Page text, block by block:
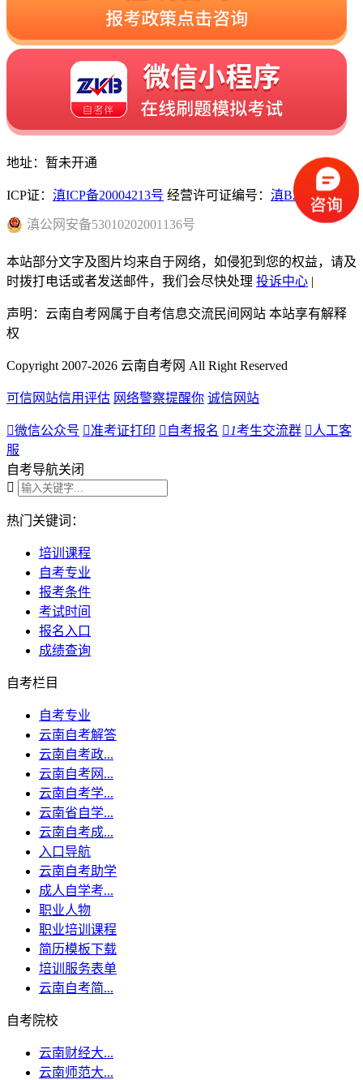
地址：暂未开通
ICP证： 滇ICP备20004213号 经营许可证编号： 滇B2-20230096
滇公网安备53010202001136号
本站部分文字及图片均来自于网络，如侵犯到您的权益，请及
时拨打电话或者发送邮件，我们会尽快处理 投诉中心 |
声明：云南自考网属于自考信息交流民间网站 本站享有解释
权
Copyright 2007-2026 云南自考网 All Right Reserved
可信网站信用评估 网络警察提醒你 诚信网站
微信公众号 准考证打印  自考报名  1考生交流群  人工客
服
自考导航关闭

热门关键词：
培训课程
自考专业
报考条件
考试时间
报名入口
成绩查询
自考栏目
自考专业
云南自考解答
云南自考政...
云南自考网...
云南自考学...
云南省自学...
云南自考成...
入口导航
云南自考助学
成人自学考...
职业人物
职业培训课程
简历模板下载
培训服务表单
云南自考简...
自考院校
云南财经大...
云南师范大...